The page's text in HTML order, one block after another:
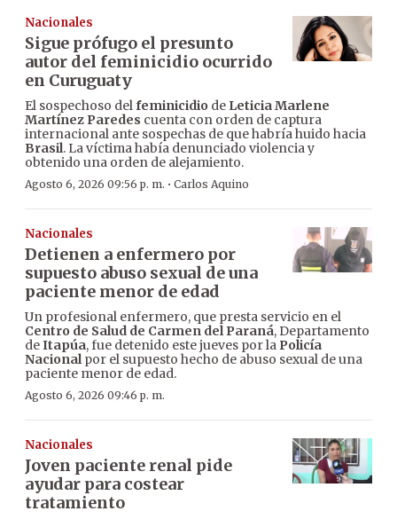
Nacionales
Sigue prófugo el presunto
autor del feminicidio ocurrido
en Curuguaty
El sospechoso delfeminicidio de Leticia Marlene
Martínez Paredes cuenta con orden de captura
internacional ante sospechas de que habría huido hacia
Brasil. La víctima había denunciado violencia y
obtenido una orden de alejamiento.
Agosto 6, 2026 09:56 p. m. · Carlos Aquino
Nacionales
Detienen a enfermero por
supuesto abuso sexual de una
paciente menor de edad
Un profesional enfermero, que presta servicio en el
Centro de Salud de Carmen del Paraná, Departamento
deItapúa, fue detenido este jueves por la Policía
Nacionalpor el supuesto hecho de abuso sexual de una
paciente menor de edad.
Agosto 6, 2026 09:46 p. m.
Nacionales
Joven paciente renal pide
ayudar para costear
tratamiento